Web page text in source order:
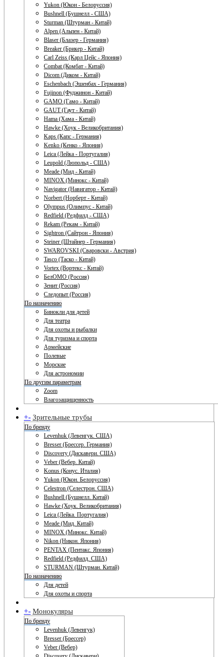
Yukon (Юкон - Белоруссия)
Bushnell (Бушнелл - США)
Sturman (Штурман - Китай)
Alpen (Альпен - Китай)
Blaser (Блазер - Германия)
Breaker (Брикер - Китай)
Carl Zeiss (Карл Цейс - Япония)
Combat (Комбат - Китай)
Dicom (Диком - Китай)
Eschenbach (Эшенбах - Германия)
Fujinon (Фуджинон - Китай)
GAMO (Гамо - Китай)
GAUT (Гаут - Китай)
Hama (Хама - Китай)
Hawke (Хоук - Великобритания)
Kaps (Капс - Германия)
Kenko (Кенко - Япония)
Leica (Лейка - Португалия)
Leupold (Люпольд - США)
Meade (Мид - Китай)
MINOX (Минокс - Китай)
Navigator (Навигатор - Китай)
Norbert (Норберт - Китай)
Olympus (Олимпус - Китай)
Redfield (Редфилд - США)
Rekam (Рекам - Китай)
Sightron (Сайтрон - Япония)
Steiner (Штайнер - Германия)
SWAROVSKI (Сваровски - Австрия)
Tasco (Таско - Китай)
Vortex (Вортекс - Китай)
БелОМО (Россия)
Зенит (Россия)
Следопыт (Россия)
По назначению
Бинокли для детей
Для театра
Для охоты и рыбалки
Для туризма и спорта
Армейские
Полевые
Морские
Для астрономии
По другим параметрам
Zoom
Влагозащищенность
+- Зрительные трубы
По бренду
Levenhuk (Левенгук. США)
Bresser (Брессер. Германия)
Discovery (Дискавери. США)
Veber (Вебер. Китай)
Konus (Конус. Италия)
Yukon (Юкон. Белоруссия)
Celestron (Селестрон. США)
Bushnell (Бушнелл. Китай)
Hawke (Хоук. Великобритания)
Leica (Лейка. Португалия)
Meade (Мид. Китай)
MINOX (Минокс. Китай)
Nikon (Никон. Япония)
PENTAX (Пентакс. Япония)
Redfield (Редфилд. США)
STURMAN (Штурман. Китай)
По назначению
Для детей
Для охоты и спорта
+- Монокуляры
По бренду
Levenhuk (Левенгук)
Bresser (Брессер)
Veber (Вебер)